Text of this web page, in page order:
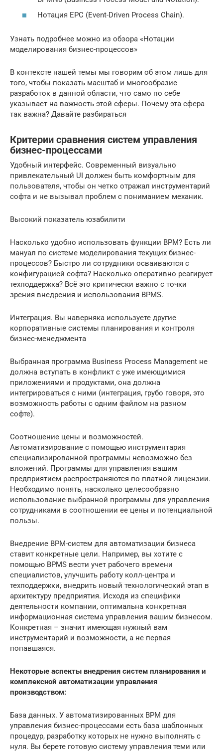
Нотация EPC (Event-Driven Process Chain).
Узнать подробнее можно из обзора «Нотации
моделирования бизнес-процессов»
В контексте нашей темы мы говорим об этом лишь для
того, чтобы показать масштаб и многообразие
разработок в данной области, что само по себе
указывает на важность этой сферы. Почему эта сфера
так важна? Давайте разбираться
Критерии сравнения систем управления
бизнес-процессами
Удобный интерфейс. Современный визуально
привлекательный UI должен быть комфортным для
пользователя, чтобы он четко отражал инструментарий
софта и не вызывал проблем с пониманием механик.
Высокий показатель юзабилити
Насколько удобно использовать функции BPM? Есть ли
мануал по системе моделирования текущих бизнес-
процессов? Быстро ли сотрудники осваиваются с
конфигурацией софта? Насколько оперативно реагирует
техподдержка? Всё это критически важно с точки
зрения внедрения и использования BPMS.
Интеграция. Вы наверняка используете другие
корпоративные системы планирования и контроля
бизнес-менеджмента
Выбранная программа Business Process Management не
должна вступать в конфликт с уже имеющимися
приложениями и продуктами, она должна
интегрироваться с ними (интеграция, грубо говоря, это
возможность работы с одним файлом на разном
софте).
Соотношение цены и возможностей.
Автоматизирование с помощью инструментария
специализированной программы невозможно без
вложений. Программы для управления вашим
предприятием распространяются по платной лицензии.
Необходимо понять, насколько целесообразно
использование выбранной программы для управления
сотрудниками в соотношении ее цены и потенциальной
пользы.
Внедрение BPM-систем для автоматизации бизнеса
ставит конкретные цели. Например, вы хотите с
помощью BPMS вести учет рабочего времени
специалистов, улучшить работу колл-центра и
техподдержки, внедрить новый технологический этап в
архитектуру предприятия. Исходя из специфики
деятельности компании, оптимальна конкретная
информационная система управления вашим бизнесом.
Конкретная – значит имеющая нужный вам
инструментарий и возможности, а не первая
попавшаяся.
Некоторые аспекты внедрения систем планирования и
комплексной автоматизации управления
производством:
База данных. У автоматизированных BPM для
управления бизнес-процессами есть база шаблонных
процедур, разработку которых не нужно выполнять с
нуля. Вы берете готовую систему управления теми или